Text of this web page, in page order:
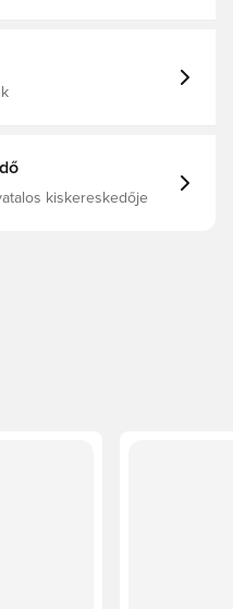
kiskereskedője